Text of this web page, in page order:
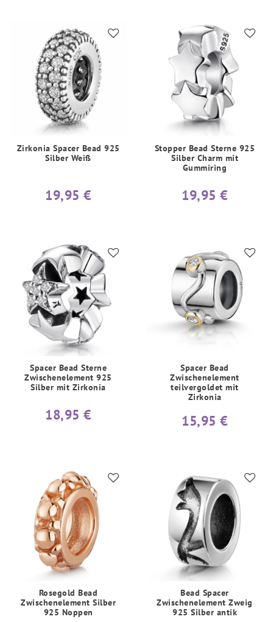
Zirkonia Spacer Bead 925
Silber Weiß
19,95 €
Stopper Bead Sterne 925
Silber Charm mit
Gummiring
19,95 €
Spacer Bead Sterne
Zwischenelement 925
Silber mit Zirkonia
18,95 €
Spacer Bead
Zwischenelement
teilvergoldet mit
Zirkonia
15,95 €
Rosegold Bead
Zwischenelement Silber
925 Noppen
Bead Spacer
Zwischenelement Zweig
925 Silber antik